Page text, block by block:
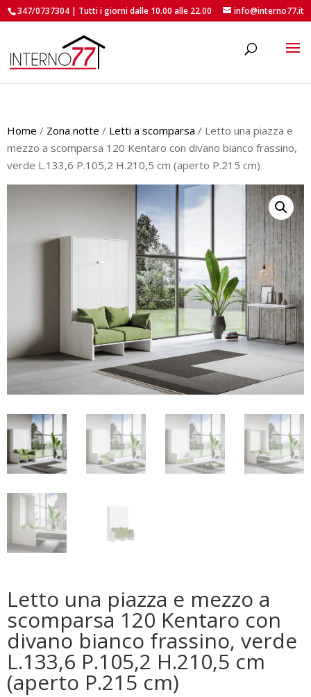
347/0737304 | Tutti i giorni dalle 10.00 alle 22.00 info@interno77.it
Home / Zona notte / Letti a scomparsa / Letto una piazza e
mezzo a scomparsa 120 Kentaro con divano bianco frassino,
verde L.133,6 P.105,2 H.210,5 cm (aperto P.215 cm)
Letto una piazza e mezzo a
scomparsa 120 Kentaro con
divano bianco frassino, verde
L.133,6 P.105,2 H.210,5 cm
(aperto P.215 cm)